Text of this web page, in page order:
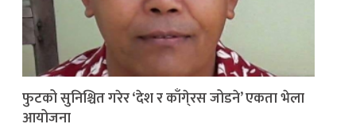
फुटको सुनिश्चित गरेर ‘देश र काँगे्रस जोडने’ एकता भेला
आयोजना